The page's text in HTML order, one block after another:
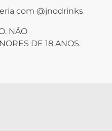
com @jnodrinks
NÃO
DE 18 ANOS.